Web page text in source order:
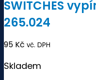
SWITCHES
265.024
95 Kč vč. DPH
Skladem